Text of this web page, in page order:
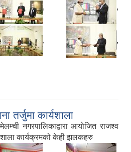
, ,
, ,
तर्जुमा कार्यशाला
नगरपालिकाद्वारा आयोजित राजश्व
कार्यक्रमको केही झलकहरु